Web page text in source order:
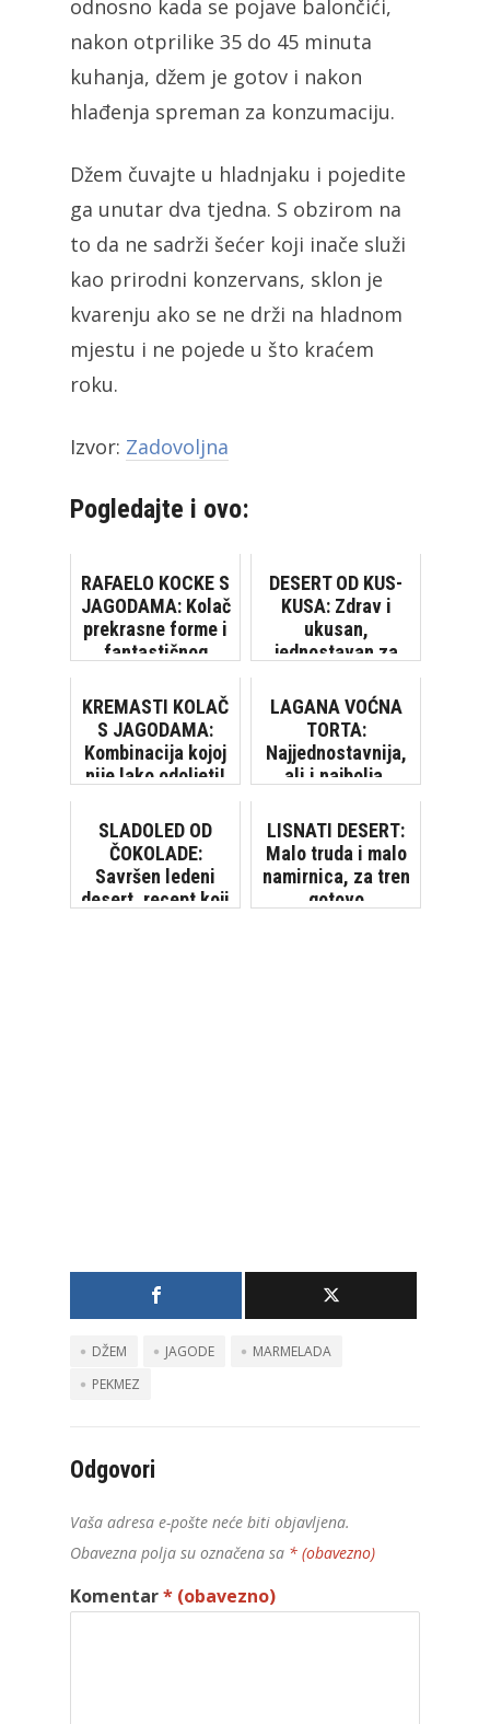
odnosno kada se pojave balončići,
nakon otprilike 35 do 45 minuta
kuhanja, džem je gotov i nakon
hlađenja spreman za konzumaciju.
Džem čuvajte u hladnjaku i pojedite
ga unutar dva tjedna. S obzirom na
to da ne sadrži šećer koji inače služi
kao prirodni konzervans, sklon je
kvarenju ako se ne drži na hladnom
mjestu i ne pojede u što kraćem
roku.
Izvor: Zadovoljna
Pogledajte i ovo:
RAFAELO KOCKE S
JAGODAMA: Kolač
prekrasne forme i
fantastičnog
DESERT OD KUS-
KUSA: Zdrav i
ukusan,
jednostavan za
KREMASTI KOLAČ
S JAGODAMA:
Kombinacija kojoj
nije lako odoljeti!
LAGANA VOĆNA
TORTA:
Najjednostavnija,
ali i najbolja,
SLADOLED OD
ČOKOLADE:
Savršen ledeni
desert, recept koji
LISNATI DESERT:
Malo truda i malo
namirnica, za tren
gotovo
DŽEM JAGODE
MARMELADA
PEKMEZ
Odgovori
Vaša adresa e-pošte neće biti objavljena.
Obavezna polja su označena sa * (obavezno)
Komentar* (obavezno)